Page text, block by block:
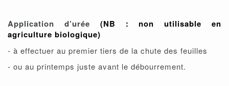
Application d’urée (NB : non utilisable en
agriculture biologique)
- à effectuer au premier tiers de la chute des feuilles
- ou au printemps juste avant le débourrement.